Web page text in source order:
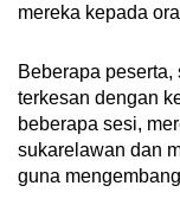
mereka kepada
Beberapa
terkesan dengan
beberapa sesi,
sukarelawan dan
guna